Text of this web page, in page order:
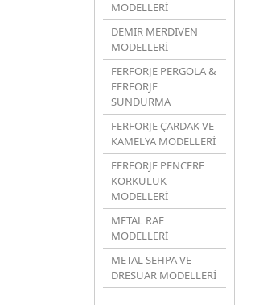
MODELLERİ
DEMİR MERDİVEN
MODELLERİ
FERFORJE PERGOLA &
FERFORJE
SUNDURMA
FERFORJE ÇARDAK VE
KAMELYA MODELLERİ
FERFORJE PENCERE
KORKULUK
MODELLERİ
METAL RAF
MODELLERİ
METAL SEHPA VE
DRESUAR MODELLERİ